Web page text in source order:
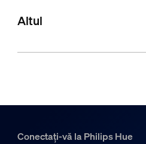
Altul
Conectați-vă la Philips Hue